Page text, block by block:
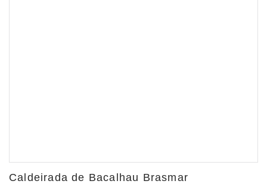
Caldeirada de Bacalhau Brasmar